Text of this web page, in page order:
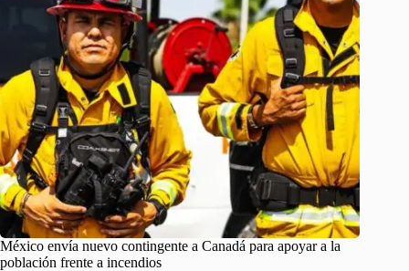
México envía nuevo contingente a Canadá para apoyar a la
población frente a incendios